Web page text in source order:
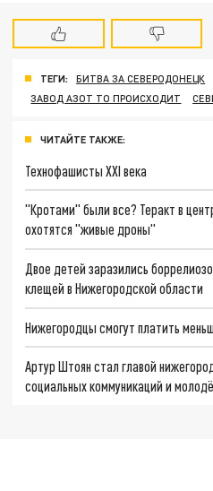
ТЕГИ: БИТВА ЗА СЕВЕРОДОНЕЦК
ЗАВОД АЗОТ ТО ПРОИСХОДИТ
ЧИТАЙТЕ ТАКЖЕ:
Технофашисты XXI века
"Кротами" были все? Теракт в
охотятся "живые дроны"
Двое детей заразились
клещей в Нижегородской области
Нижегородцы смогут платить
Артур Штоян стал главой
социальных коммуникаций и